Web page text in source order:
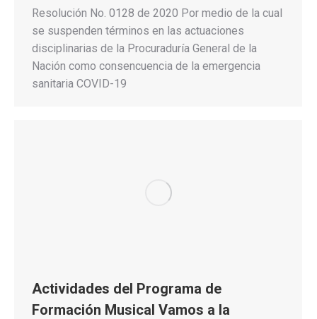
Resolución No. 0128 de 2020 Por medio de la cual
se suspenden términos en las actuaciones
disciplinarias de la Procuraduría General de la
Nación como consencuencia de la emergencia
sanitaria COVID-19
Actividades del Programa de
Formación Musical Vamos a la